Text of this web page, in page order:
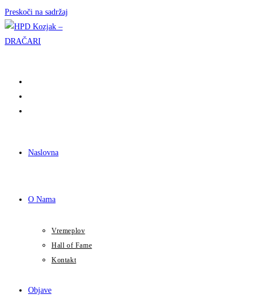
Preskoči na sadržaj
Naslovna
O Nama
Vremeplov
Hall of Fame
Kontakt
Objave